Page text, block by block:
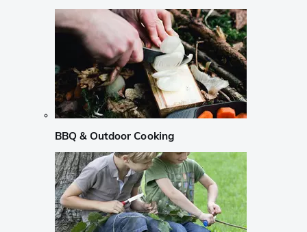
BBQ & Outdoor Cooking